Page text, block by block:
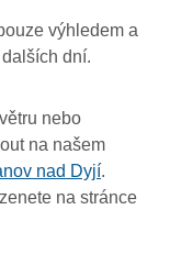
výhledem a
dní.
nebo
na našem
nad Dyjí.
na stránce